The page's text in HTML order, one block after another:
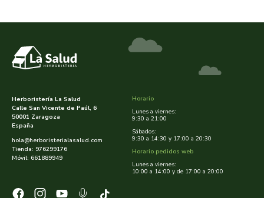
Herboristería La Salud
Calle San Vicente de Paúl, 6
50001 Zaragoza
España
hola@herboristerialasalud.com
Tienda: 976299176
Móvil: 661889949
Horario
Lunes a viernes:
9:30 a 21:00
Sábados:
9:30 a 14:30 y 17:00 a 20:30
Horario pedidos web
Lunes a viernes:
10:00 a 14:00 y de 17:00 a 20:00
sakai
salus
saluz 33